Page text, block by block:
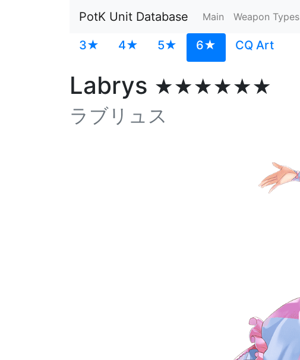
PotK Unit Database Main Weapon Types
3★ 4★ 5★ 6★ CQ Art
Labrys ★★★★★★
ラブリュス